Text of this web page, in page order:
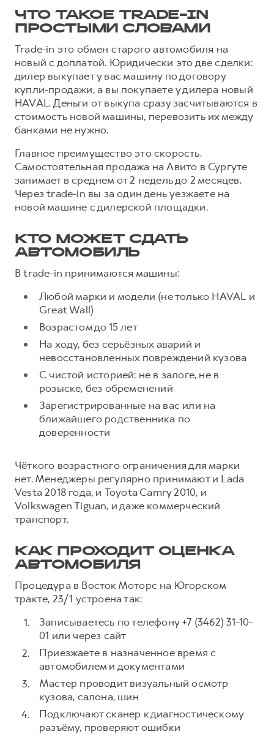
от 2 899 000 ₽ от 3 599 000 ₽
POER
от 3 449 000 ₽
Кредитный калькулятор
Страхование
Кредит
КОРПОРАТИВНЫМ КЛИЕНТАМ
Для малого бизнеса
Корпоративным клиентам
Система управления автопарком
Сервис для корпоративных клиентов
HAVAL Лизинг
АКСЕССУАРЫ HAVAL
Коллекция Базовая
Коллекция Детская
Электронный ПТС
ПОДДЕРЖКА
GWM Безопасность
Гарантия HAVAL
Мобильное приложение GWM
Программа «HAVAL Защита+»
Подписки
АКСЕССУАРЫ HAVAL
Коллекция CITY
ЧТО ТАКОЕ TRADE-IN
ПРОСТЫМИ СЛОВАМИ
Trade-in это обмен старого автомобиля на
новый с доплатой. Юридически это две сделки:
дилер выкупает у вас машину по договору
купли-продажи, а вы покупаете у дилера новый
HAVAL. Деньги от выкупа сразу засчитываются в
стоимость новой машины, перевозить их между
банками не нужно.
Главное преимущество это скорость.
Самостоятельная продажа на Авито в Сургуте
занимает в среднем от 2 недель до 2 месяцев.
Через trade-in вы за один день уезжаете на
новой машине с дилерской площадки.
КТО МОЖЕТ СДАТЬ
АВТОМОБИЛЬ
В trade-in принимаются машины:
Любой марки и модели (не только HAVAL и
Great Wall)
Возрастом до 15 лет
На ходу, без серьёзных аварий и
невосстановленных повреждений кузова
С чистой историей: не в залоге, не в
розыске, без обременений
Зарегистрированные на вас или на
ближайшего родственника по
доверенности
Чёткого возрастного ограничения для марки
нет. Менеджеры регулярно принимают и Lada
Vesta 2018 года, и Toyota Camry 2010, и
Volkswagen Tiguan, и даже коммерческий
транспорт.
КАК ПРОХОДИТ ОЦЕНКА
АВТОМОБИЛЯ
Процедура в Восток Моторс на Югорском
тракте, 23/1 устроена так:
Записываетесь по телефону +7 (3462) 31-10-
01 или через сайт
Приезжаете в назначенное время с
автомобилем и документами
Мастер проводит визуальный осмотр
кузова, салона, шин
Подключают сканер к диагностическому
разъёму, проверяют ошибки